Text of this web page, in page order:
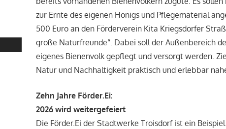
zur Ernte des eigenen Honigs und Pflegematerial
500 Euro an den Förderverein Kita Kriegsdorfer
große Naturfreunde“. Dabei soll der Außenbereich
eigenes Bienenvolk gepflegt und versorgt werden.
Natur und Nachhaltigkeit praktisch und erlebbar
Zehn Jahre Förder.Ei:
2026 wird weitergefeiert
Die Förder.Ei der Stadtwerke Troisdorf ist ein